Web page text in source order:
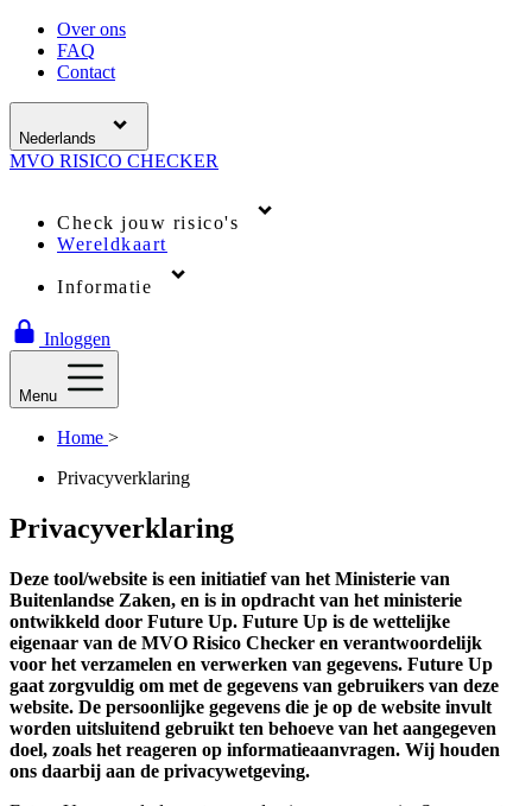
Over ons
FAQ
Contact
Nederlands
MVO RISICO CHECKER
Check jouw risico's
Wereldkaart
Informatie
Inloggen
Menu
Home >
Privacyverklaring
Privacyverklaring
Deze tool/website is een initiatief van het Ministerie van
Buitenlandse Zaken, en is in opdracht van het ministerie
ontwikkeld door Future Up. Future Up is de wettelijke
eigenaar van de MVO Risico Checker en verantwoordelijk
voor het verzamelen en verwerken van gegevens. Future Up
gaat zorgvuldig om met de gegevens van gebruikers van deze
website. De persoonlijke gegevens die je op de website invult
worden uitsluitend gebruikt ten behoeve van het aangegeven
doel, zoals het reageren op informatieaanvragen. Wij houden
ons daarbij aan de privacywetgeving.